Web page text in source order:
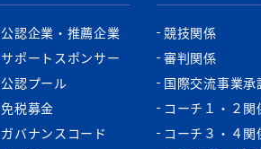
公認企業・推薦企業
サポートスポンサー
公認プール
免税募金
ガバナンスコード
競技関係
審判関係
国際交流事業承
コーチ１・２関
コーチ３・４関